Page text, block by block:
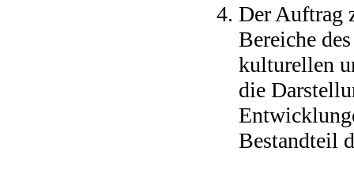
Der Auftrag
Bereiche
kulturellen
die
Bestandteil